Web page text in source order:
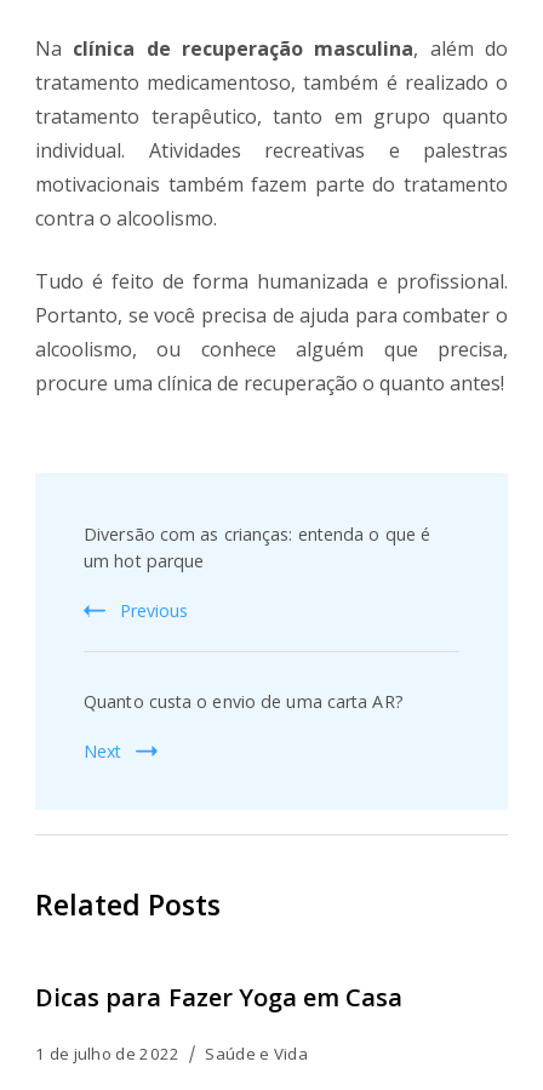
Na clínica de recuperação masculina, além do
tratamento medicamentoso, também é realizado o
tratamento terapêutico, tanto em grupo quanto
individual. Atividades recreativas e palestras
motivacionais também fazem parte do tratamento
contra o alcoolismo.
Tudo é feito de forma humanizada e profissional.
Portanto, se você precisa de ajuda para combater o
alcoolismo, ou conhece alguém que precisa,
procure uma clínica de recuperação o quanto antes!
Navigation
Diversão com as crianças: entenda o que é
um hot parque
Previous
Quanto custa o envio de uma carta AR?
Next
Related Posts
Dicas para Fazer Yoga em Casa
1 de julho de 2022 Saúde e Vida